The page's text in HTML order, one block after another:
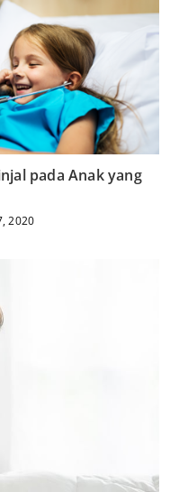
pada Anak yang
2020